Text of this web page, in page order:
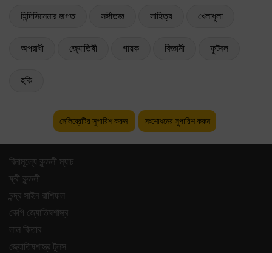
হিন্দিসিনেমার জগত সঙ্গীতজ্ঞ সাহিত্য খেলাধুলা
অপরাধী জ্যোতিষী গায়ক বিজ্ঞানী ফুটবল
হকি
সেলিব্রেটির সুপারিশ করুন সংশোধনের সুপারিশ করুন
বিনামূল্যে কুন্ডলী ম্যাচ
ফ্রী কুন্ডলী
চন্দ্র সাইন রাশিফল
কেপি জ্যোতিষশাস্ত্র
লাল কিতাব
জ্যোতিষশাস্ত্র টুলস